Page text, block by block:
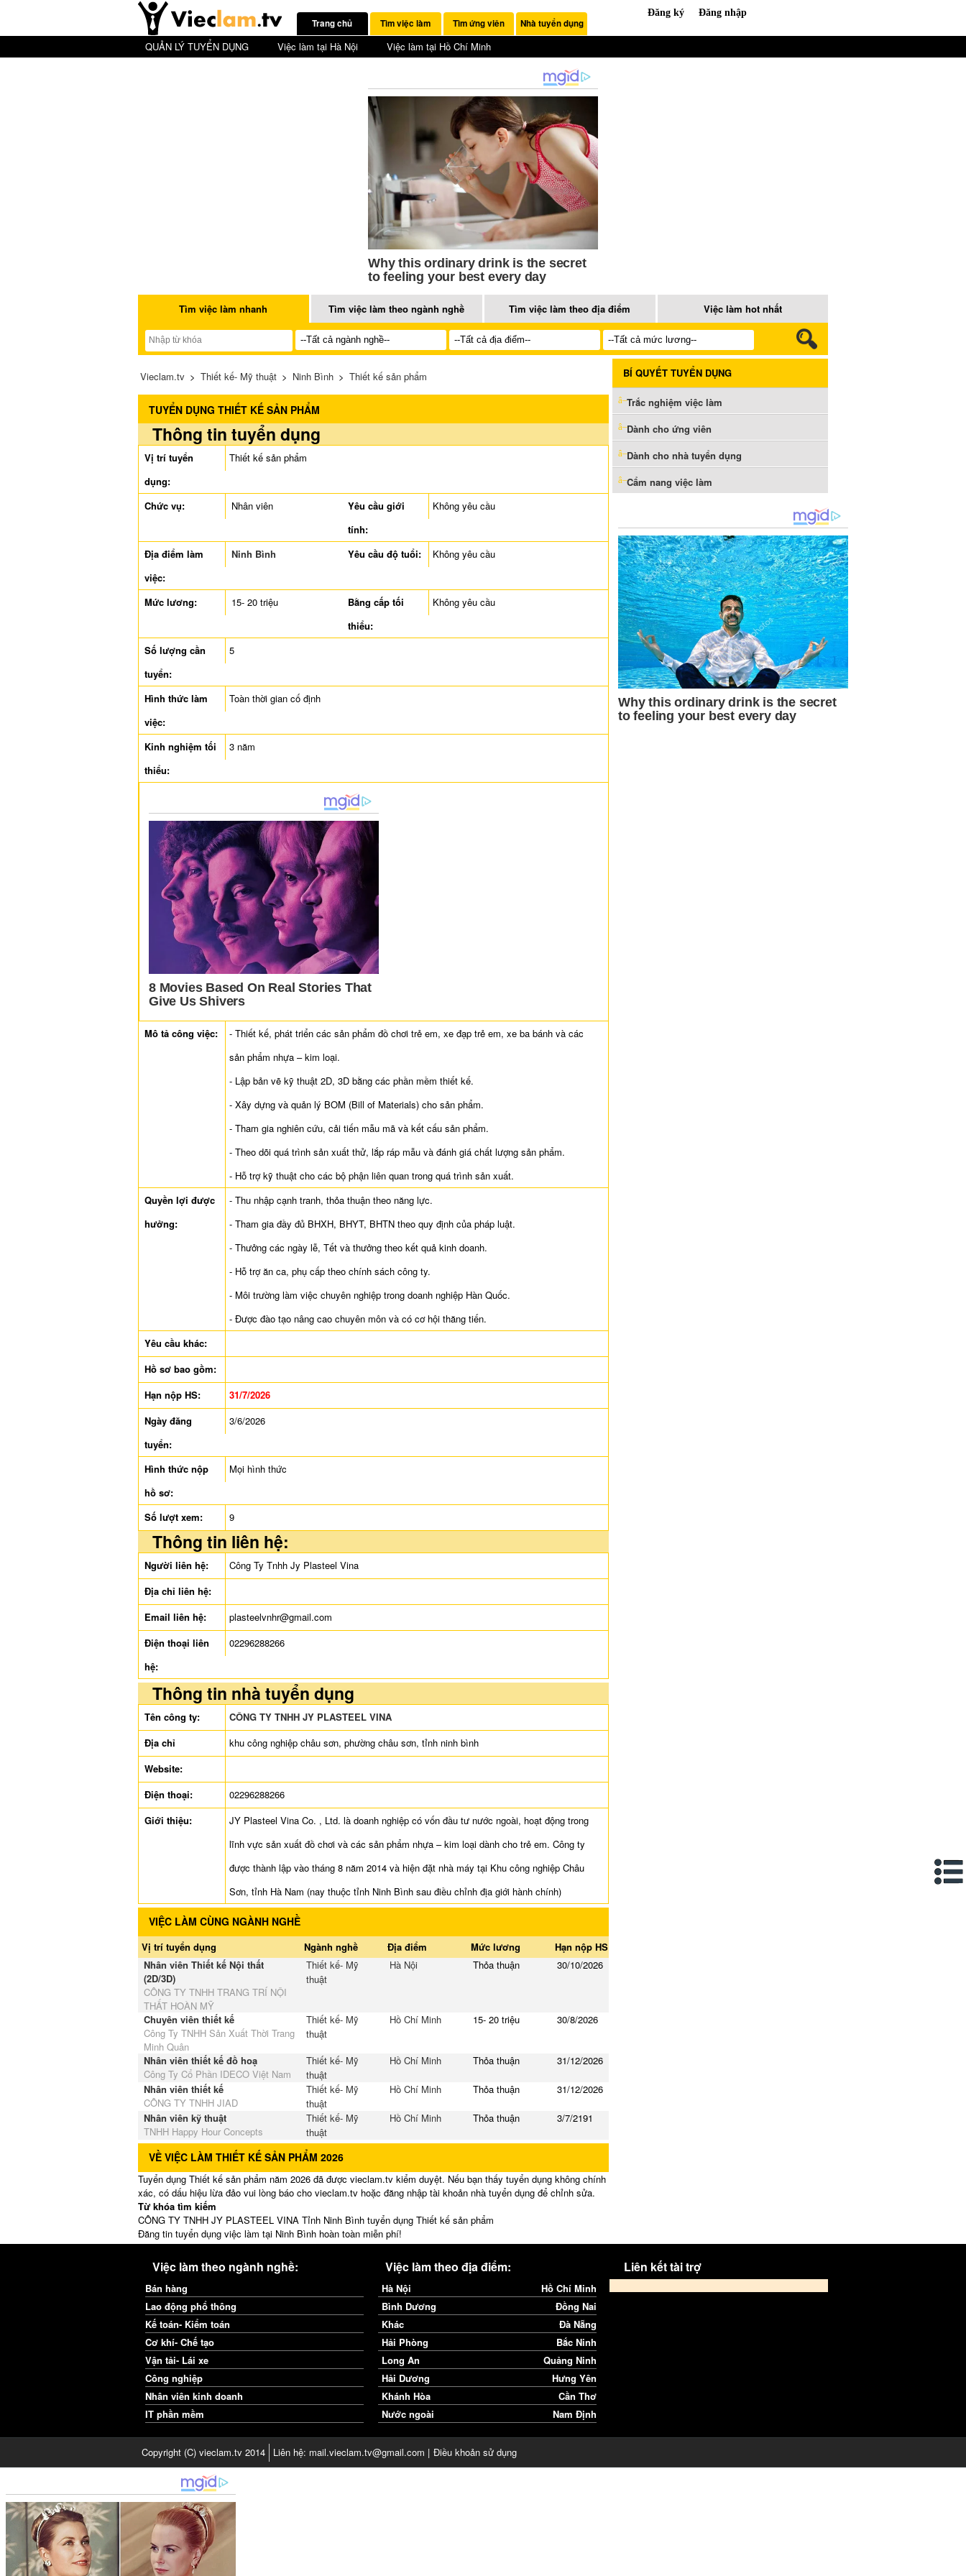
Trang chủ Tìm việc làm Tìm ứng viên Nhà tuyển dụng
QUẢN LÝ TUYỂN DỤNG Việc làm tại Hà Nội Việc làm tại Hồ Chí Minh
Tìm việc làm nhanh Tìm việc làm theo ngành nghề Tìm việc làm theo địa điểm Việc làm hot nhất
Vieclam.tv > Thiết kế- Mỹ thuật > Ninh Bình > Thiết kế sản phẩm
TUYỂN DỤNG THIẾT KẾ SẢN PHẨM
Thông tin tuyển dụng
Vị trí tuyển
dụng:
Thiết kế sản phẩm
Chức vụ: Nhân viên
Yêu cầu giới
tính:
Không yêu cầu
Địa điểm làm
việc:
Ninh Bình Yêu cầu độ tuổi: Không yêu cầu
Mức lương: 15- 20 triệu
Bằng cấp tối
thiểu:
Không yêu cầu
Số lượng cần
tuyển:
5
Hình thức làm
việc:
Toàn thời gian cố định
Kinh nghiệm tối
thiểu:
3 năm
Mô tả công việc:
- Thiết kế, phát triển các sản phẩm đồ chơi trẻ em, xe đạp trẻ em, xe ba bánh và các
sản phẩm nhựa – kim loại.
- Lập bản vẽ kỹ thuật 2D, 3D bằng các phần mềm thiết kế.
- Xây dựng và quản lý BOM (Bill of Materials) cho sản phẩm.
- Tham gia nghiên cứu, cải tiến mẫu mã và kết cấu sản phẩm.
- Theo dõi quá trình sản xuất thử, lắp ráp mẫu và đánh giá chất lượng sản phẩm.
- Hỗ trợ kỹ thuật cho các bộ phận liên quan trong quá trình sản xuất.
Quyền lợi được
hưởng:
- Thu nhập cạnh tranh, thỏa thuận theo năng lực.
- Tham gia đầy đủ BHXH, BHYT, BHTN theo quy định của pháp luật.
- Thưởng các ngày lễ, Tết và thưởng theo kết quả kinh doanh.
- Hỗ trợ ăn ca, phụ cấp theo chính sách công ty.
- Môi trường làm việc chuyên nghiệp trong doanh nghiệp Hàn Quốc.
- Được đào tạo nâng cao chuyên môn và có cơ hội thăng tiến.
Yêu cầu khác:
Hồ sơ bao gồm:
Hạn nộp HS:
31/7/2026
Ngày đăng
tuyển:
3/6/2026
Hình thức nộp
hồ sơ:
Mọi hình thức
Số lượt xem: 9
Thông tin liên hệ:
Người liên hệ:
Công Ty Tnhh Jy Plasteel Vina
Địa chỉ liên hệ:
Email liên hệ:
plasteelvnhr@gmail.com
Điện thoại liên
hệ:
02296288266
Thông tin nhà tuyển dụng
Tên công ty:
CÔNG TY TNHH JY PLASTEEL VINA
Địa chỉ
khu công nghiệp châu sơn, phường châu sơn, tỉnh ninh bình
Website:
Điện thoại:
02296288266
Giới thiệu:
JY Plasteel Vina Co. , Ltd. là doanh nghiệp có vốn đầu tư nước ngoài, hoạt động trong
lĩnh vực sản xuất đồ chơi và các sản phẩm nhựa – kim loại dành cho trẻ em. Công ty
được thành lập vào tháng 8 năm 2014 và hiện đặt nhà máy tại Khu công nghiệp Châu
Sơn, tỉnh Hà Nam (nay thuộc tỉnh Ninh Bình sau điều chỉnh địa giới hành chính)
VIỆC LÀM CÙNG NGÀNH NGHỀ
Vị trí tuyển dụng Ngành nghề Địa điểm Mức lương
Hạn nộp HS
Nhân viên Thiết kế Nội thất
(2D/3D)
CÔNG TY TNHH TRANG TRÍ NỘI
THẤT HOÀN MỸ
Thiết kế- Mỹ
thuật
Hà Nội Thỏa thuận 30/10/2026
Chuyên viên thiết kế
Công Ty TNHH Sản Xuất Thời Trang
Minh Quân
Thiết kế- Mỹ
thuật
Hồ Chí Minh 15- 20 triệu 30/8/2026
Nhân viên thiết kế đồ hoạ
Công Ty Cổ Phần IDECO Việt Nam
Thiết kế- Mỹ
thuật
Hồ Chí Minh Thỏa thuận 31/12/2026
Nhân viên thiết kế
CÔNG TY TNHH JIAD
Thiết kế- Mỹ
thuật
Hồ Chí Minh Thỏa thuận 31/12/2026
Nhân viên kỹ thuật
TNHH Happy Hour Concepts
Thiết kế- Mỹ
thuật
Hồ Chí Minh Thỏa thuận 3/7/2191
VỀ VIỆC LÀM THIẾT KẾ SẢN PHẨM 2026
Tuyển dụng Thiết kế sản phẩm năm 2026 đã được vieclam.tv kiểm duyệt. Nếu bạn thấy tuyển dụng không chính
xác, có dấu hiệu lừa đảo vui lòng báo cho vieclam.tv hoặc đăng nhập tài khoản nhà tuyển dụng để chỉnh sửa.
Từ khóa tìm kiếm
CÔNG TY TNHH JY PLASTEEL VINA Tỉnh Ninh Bình tuyển dụng Thiết kế sản phẩm
Đăng tin tuyển dụng việc làm tại Ninh Bình hoàn toàn miễn phí!
BÍ QUYẾT TUYỂN DỤNG
Trắc nghiệm việc làm
Dành cho ứng viên
Dành cho nhà tuyển dụng
Cẩm nang việc làm
Việc làm theo ngành nghề:
Bán hàng
Lao động phổ thông
Kế toán- Kiểm toán
Cơ khí- Chế tạo
Vận tải- Lái xe
Công nghiệp
Nhân viên kinh doanh
IT phần mềm
Việc làm theo địa điểm:
Hà Nội
Hồ Chí Minh
Bình Dương
Đồng Nai
Khác
Đà Nẵng
Hải Phòng
Bắc Ninh
Long An
Quảng Ninh
Hải Dương
Hưng Yên
Khánh Hòa
Cần Thơ
Nước ngoài
Nam Định
Liên kết tài trợ
Copyright (C) vieclam.tv 2014 Liên hệ: mail.vieclam.tv@gmail.com | Điều khoản sử dụng